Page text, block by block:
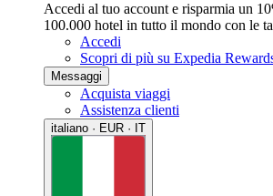
Accedi al tuo account e risparmia un
100.000 hotel in tutto il mondo con le
Accedi
Scopri di più su Expedia
Messaggi
Acquista viaggi
Assistenza clienti
italiano · EUR · IT